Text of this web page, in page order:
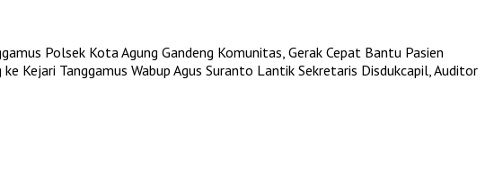
Polsek Kota Agung Gandeng Komunitas, Gerak Cepat Bantu Pasien
Kejari Tanggamus Wabup Agus Suranto Lantik Sekretaris Disdukcapil, Auditor